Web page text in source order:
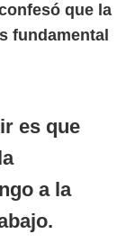
que la
fundamental
es que
a la